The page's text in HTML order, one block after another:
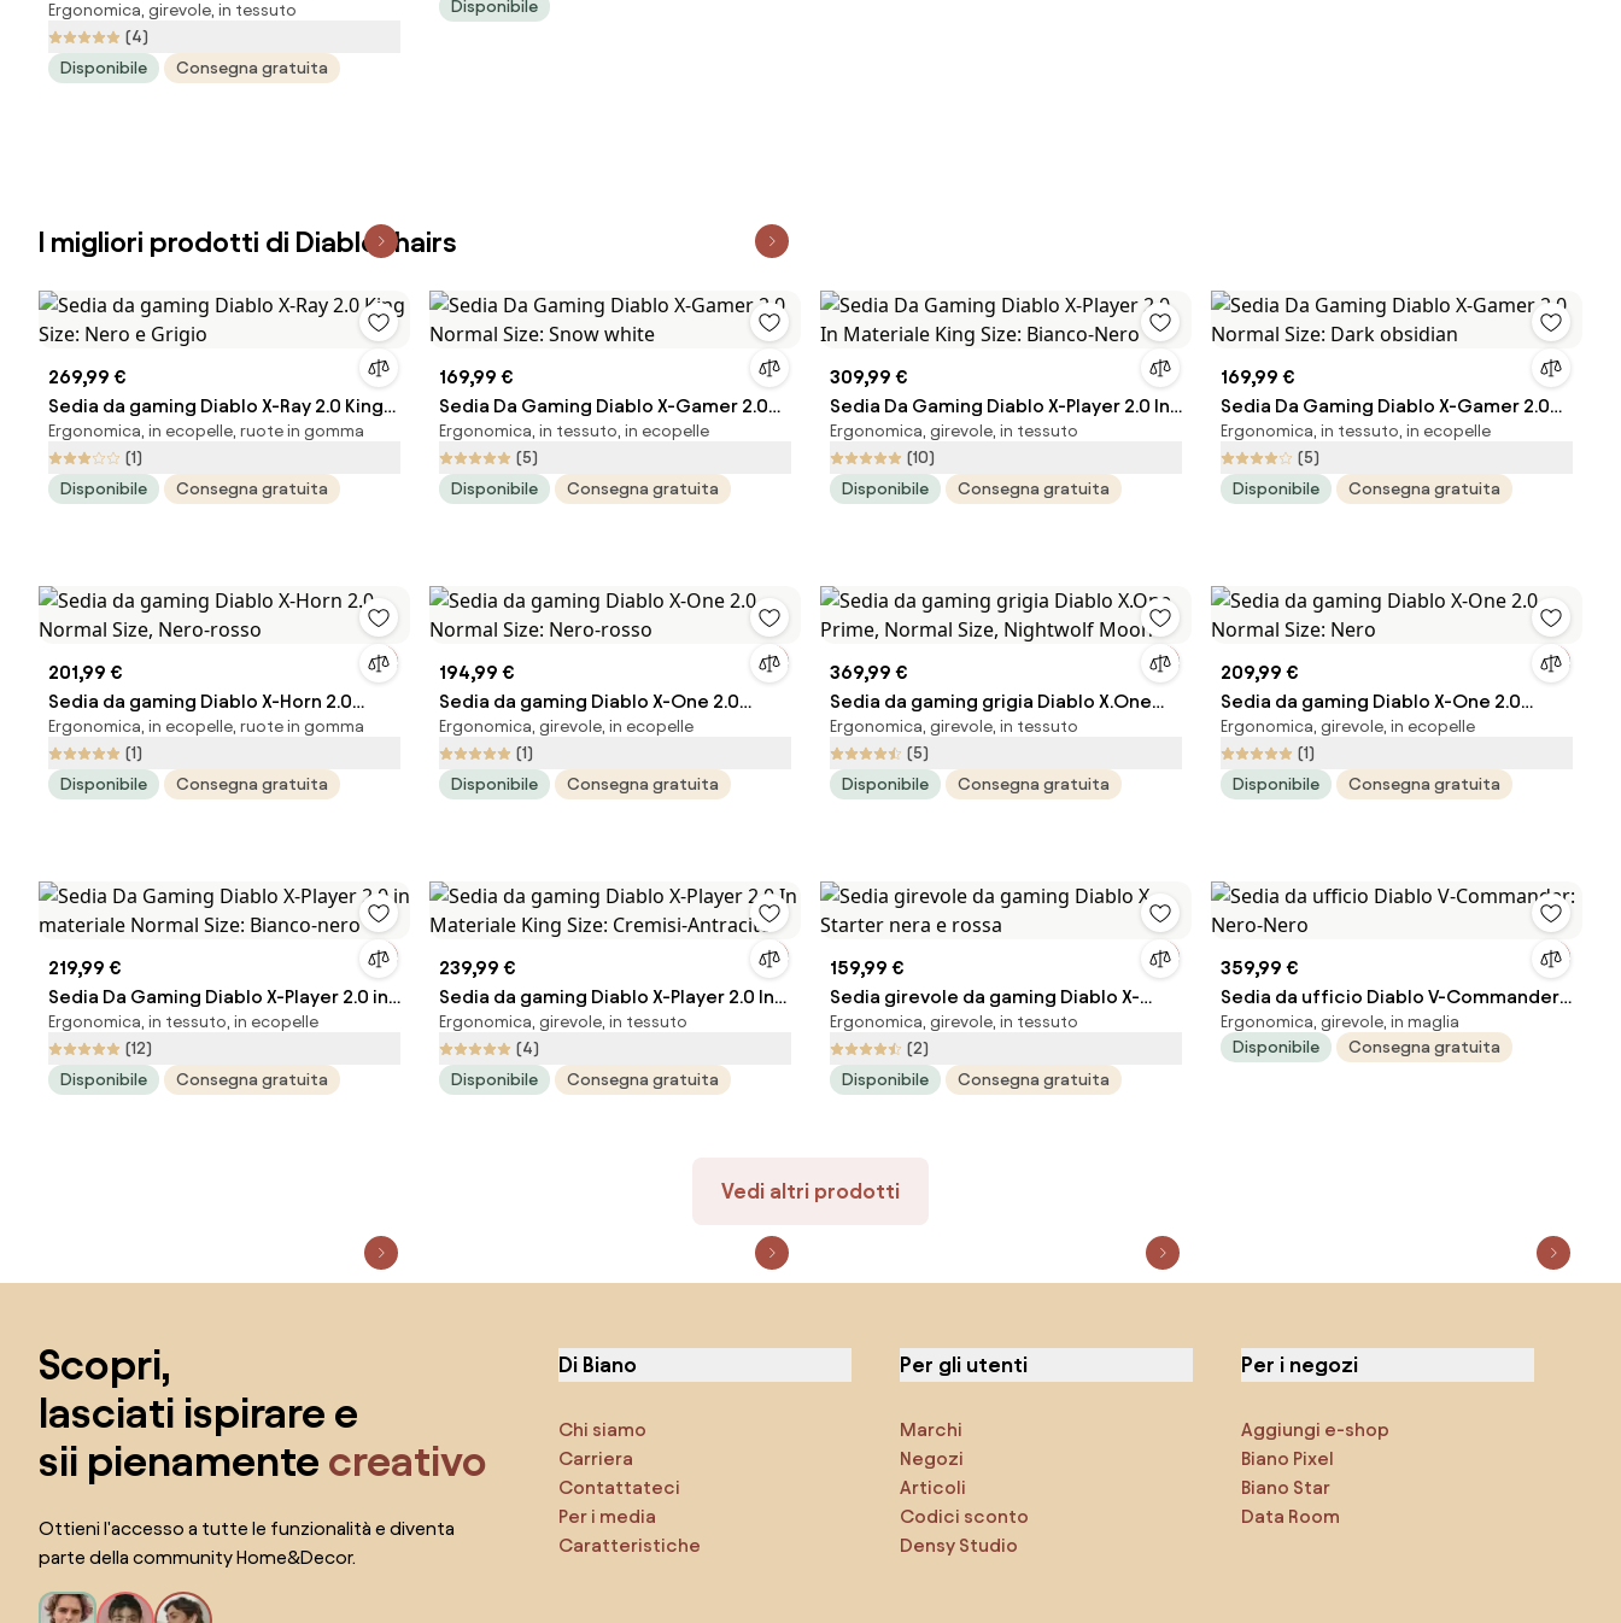
Materiale King Size: Cremisi-Antracite
Ergonomica, girevole, in tessuto
(4)
Disponibile
Consegna gratuita
Disponibile
I migliori prodotti di Diablochairs
269,99 €
Sedia da gaming Diablo X-Ray 2.0 King
Size: Nero e Grigio
Ergonomica, in ecopelle, ruote in gomma
(1)
Disponibile
Consegna gratuita
169,99 €
Sedia Da Gaming Diablo X-Gamer 2.0
Normal Size: Snow white
Ergonomica, in tessuto, in ecopelle
(5)
Disponibile
Consegna gratuita
309,99 €
Sedia Da Gaming Diablo X-Player 2.0 In
Materiale King Size: Bianco-Nero
Ergonomica, girevole, in tessuto
(10)
Disponibile
Consegna gratuita
169,99 €
Sedia Da Gaming Diablo X-Gamer 2.0
Normal Size: Dark obsidian
Ergonomica, in tessuto, in ecopelle
(5)
Disponibile
Consegna gratuita
201,99 €
Sedia da gaming Diablo X-Horn 2.0
Normal Size, Nero-rosso
Ergonomica, in ecopelle, ruote in gomma
(1)
Disponibile
Consegna gratuita
194,99 €
Sedia da gaming Diablo X-One 2.0
Normal Size: Nero-rosso
Ergonomica, girevole, in ecopelle
(1)
Disponibile
Consegna gratuita
369,99 €
Sedia da gaming grigia Diablo X.One
Prime, Normal Size, Nightwolf Moon
Ergonomica, girevole, in tessuto
(5)
Disponibile
Consegna gratuita
209,99 €
Sedia da gaming Diablo X-One 2.0
Normal Size: Nero
Ergonomica, girevole, in ecopelle
(1)
Disponibile
Consegna gratuita
219,99 €
Sedia Da Gaming Diablo X-Player 2.0 in
materiale Normal Size: Bianco-nero
Ergonomica, in tessuto, in ecopelle
(12)
Disponibile
Consegna gratuita
239,99 €
Sedia da gaming Diablo X-Player 2.0 In
Materiale King Size: Cremisi-Antracite
Ergonomica, girevole, in tessuto
(4)
Disponibile
Consegna gratuita
159,99 €
Sedia girevole da gaming Diablo X-
Starter nera e rossa
Ergonomica, girevole, in tessuto
(2)
Disponibile
Consegna gratuita
359,99 €
Sedia da ufficio Diablo V-Commander:
Nero-Nero
Ergonomica, girevole, in maglia
Disponibile
Consegna gratuita
Vedi altri prodotti
Scopri,
lasciati ispirare e
sii pienamente creativo
Ottieni l'accesso a tutte le funzionalità e diventa
parte della community Home&Decor.
Di Biano
Chi siamo
Carriera
Contattateci
Per i media
Caratteristiche
Per gli utenti
Marchi
Negozi
Articoli
Codici sconto
Densy Studio
Per i negozi
Aggiungi e-shop
Biano Pixel
Biano Star
Data Room